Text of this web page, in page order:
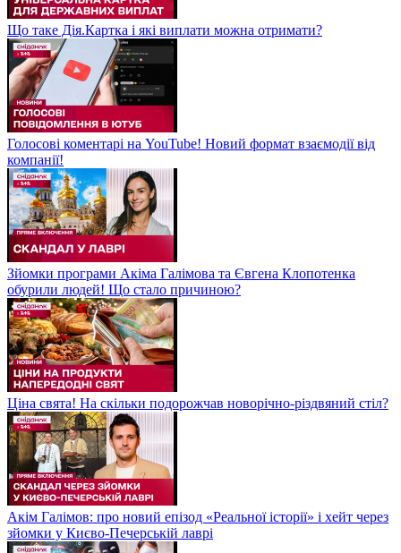
Що таке Дія.Картка і які виплати можна отримати?
Голосові коментарі на YouTube! Новий формат взаємодії від
компанії!
Зйомки програми Акіма Галімова та Євгена Клопотенка
обурили людей! Що стало причиною?
Ціна свята! На скільки подорожчав новорічно-різдвяний стіл?
Акім Галімов: про новий епізод «Реальної історії» і хейт через
зйомки у Києво-Печерській лаврі